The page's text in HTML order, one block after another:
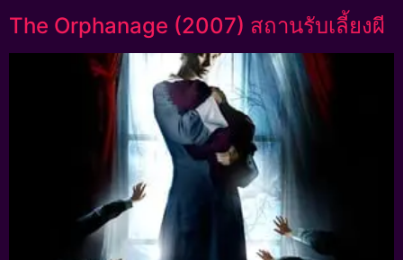
The Orphanage (2007) สถานรับเลี้ยงผี